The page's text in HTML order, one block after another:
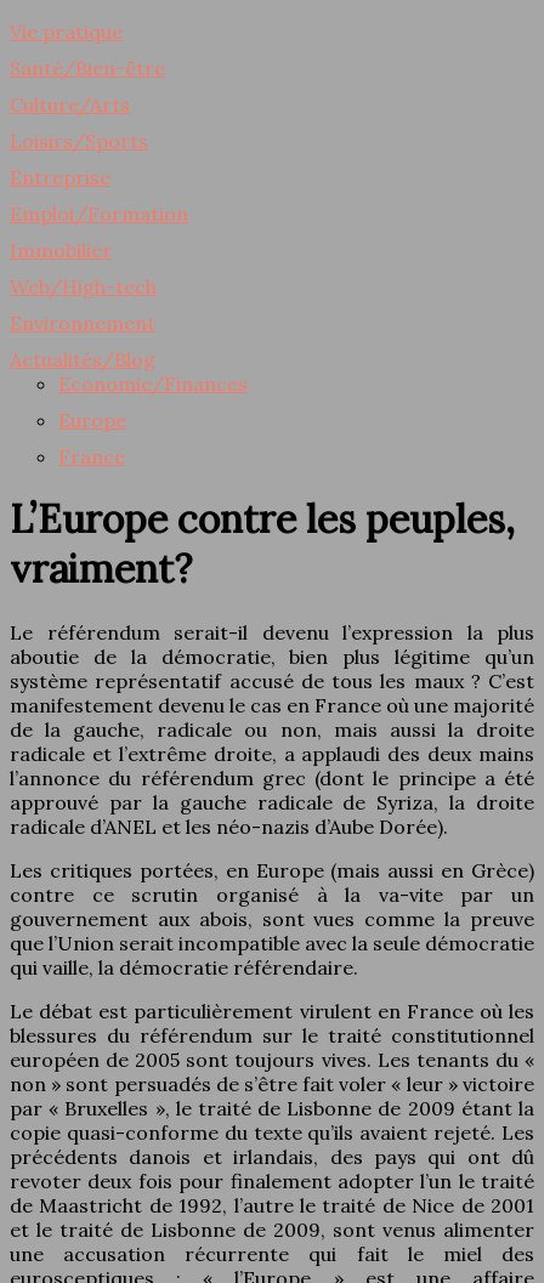
Vie pratique
Santé/Bien-être
Culture/Arts
Loisirs/Sports
Entreprise
Emploi/Formation
Immobilier
Web/High-tech
Environnement
Actualités/Blog
Economie/Finances
Europe
France
L’Europe contre les peuples,
vraiment?
Le référendum serait-il devenu l’expression la plus
aboutie de la démocratie, bien plus légitime qu’un
système représentatif accusé de tous les maux ? C’est
manifestement devenu le cas en France où une majorité
de la gauche, radicale ou non, mais aussi la droite
radicale et l’extrême droite, a applaudi des deux mains
l’annonce du référendum grec (dont le principe a été
approuvé par la gauche radicale de Syriza, la droite
radicale d’ANEL et les néo-nazis d’Aube Dorée).
Les critiques portées, en Europe (mais aussi en Grèce)
contre ce scrutin organisé à la va-vite par un
gouvernement aux abois, sont vues comme la preuve
que l’Union serait incompatible avec la seule démocratie
qui vaille, la démocratie référendaire.
Le débat est particulièrement virulent en France où les
blessures du référendum sur le traité constitutionnel
européen de 2005 sont toujours vives. Les tenants du «
non » sont persuadés de s’être fait voler « leur » victoire
par « Bruxelles », le traité de Lisbonne de 2009 étant la
copie quasi-conforme du texte qu’ils avaient rejeté. Les
précédents danois et irlandais, des pays qui ont dû
revoter deux fois pour finalement adopter l’un le traité
de Maastricht de 1992, l’autre le traité de Nice de 2001
et le traité de Lisbonne de 2009, sont venus alimenter
une accusation récurrente qui fait le miel des
eurosceptiques : « l’Europe » est une affaire